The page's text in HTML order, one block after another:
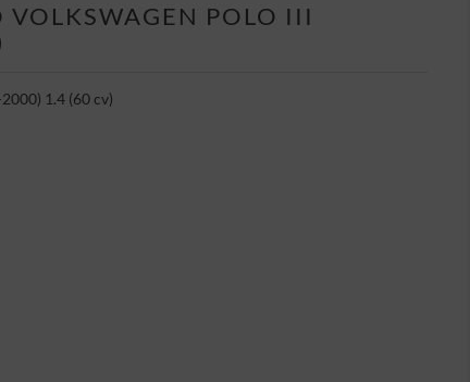
VOLKSWAGEN POLO III
1.4 (60 cv)